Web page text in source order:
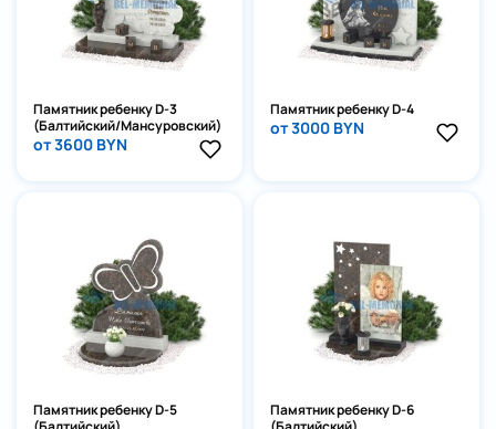
Памятник ребенку D-3
(Балтийский/Мансуровский)
от 3600 BYN
Памятник ребенку D-4
от 3000 BYN
Памятник ребенку D-5
Памятник ребенку D-6